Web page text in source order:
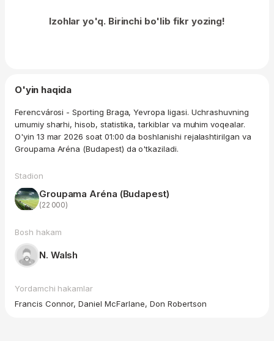
Izohlar yo'q. Birinchi bo'lib fikr yozing!
O'yin haqida
Ferencvárosi - Sporting Braga, Yevropa ligasi. Uchrashuvning
umumiy sharhi, hisob, statistika, tarkiblar va muhim voqealar.
O'yin 13 mar 2026 soat 01:00 da boshlanishi rejalashtirilgan va
Groupama Aréna (Budapest) da o'tkaziladi.
Stadion
Groupama Aréna (Budapest)
(22 000)
Bosh hakam
N. Walsh
Yordamchi hakamlar
Francis Connor, Daniel McFarlane, Don Robertson